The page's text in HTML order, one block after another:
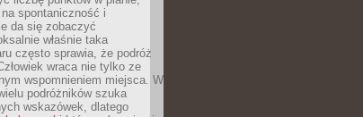
spontaniczność i
da się zobaczyć
właśnie taka
często sprawia, że podróż
wraca nie tylko ze
wspomnieniem miejsca. W
podróżników szuka
wskazówek, dlatego